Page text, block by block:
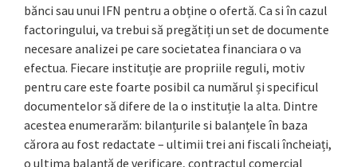
bănci sau unui IFN pentru a obține o ofertă. Ca si în cazul
factoringului, va trebui să pregătiți un set de documente
necesare analizei pe care societatea financiara o va
efectua. Fiecare instituție are propriile reguli, motiv
pentru care este foarte posibil ca numărul și specificul
documentelor să difere de la o instituție la alta. Dintre
acestea enumerarăm: bilanțurile si balanțele în baza
cărora au fost redactate – ultimii trei ani fiscali încheiați,
o ultima balanță de verificare, contractul comercial